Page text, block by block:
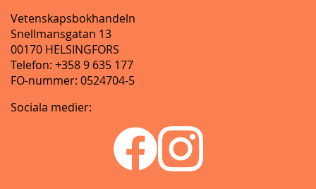
Vetenskapsbokhandeln
Snellmansgatan 13
00170 HELSINGFORS
Telefon: +358 9 635 177
FO-nummer: 0524704-5
Sociala medier: